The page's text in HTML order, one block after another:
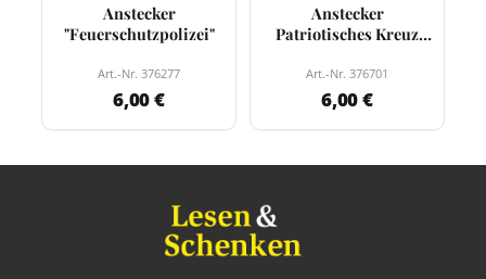
Anstecker
"Feuerschutzpolizei"
Art.-Nr. 376277
6,00 €
Anstecker
Patriotisches Kreuz
und…
Art.-Nr. 376701
6,00 €